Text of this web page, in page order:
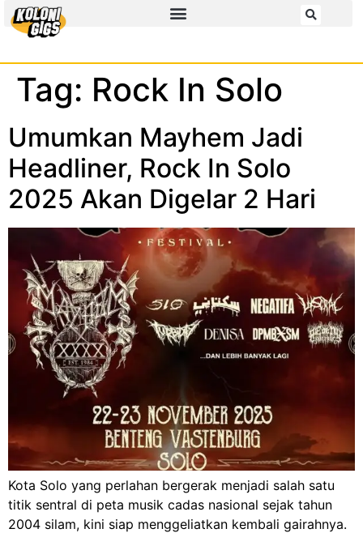
Tag: Rock In Solo
Umumkan Mayhem Jadi
Headliner, Rock In Solo
2025 Akan Digelar 2 Hari
Kota Solo yang perlahan bergerak menjadi salah satu
titik sentral di peta musik cadas nasional sejak tahun
2004 silam, kini siap menggeliatkan kembali gairahnya.